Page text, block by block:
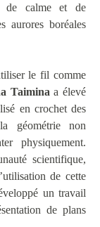
de calme et de
aurores boréales
le fil comme
Taimina a élevé
en crochet des
géométrie non
physiquement.
scientifique,
de cette
un travail
de plans